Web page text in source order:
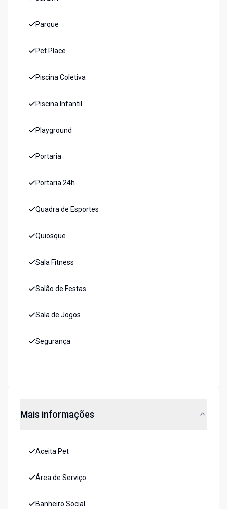
Parque
Pet Place
Piscina Coletiva
Piscina Infantil
Playground
Portaria
Portaria 24h
Quadra de Esportes
Quiosque
Sala Fitness
Salão de Festas
Sala de Jogos
Segurança
Mais informações
Aceita Pet
Área de Serviço
Banheiro Social